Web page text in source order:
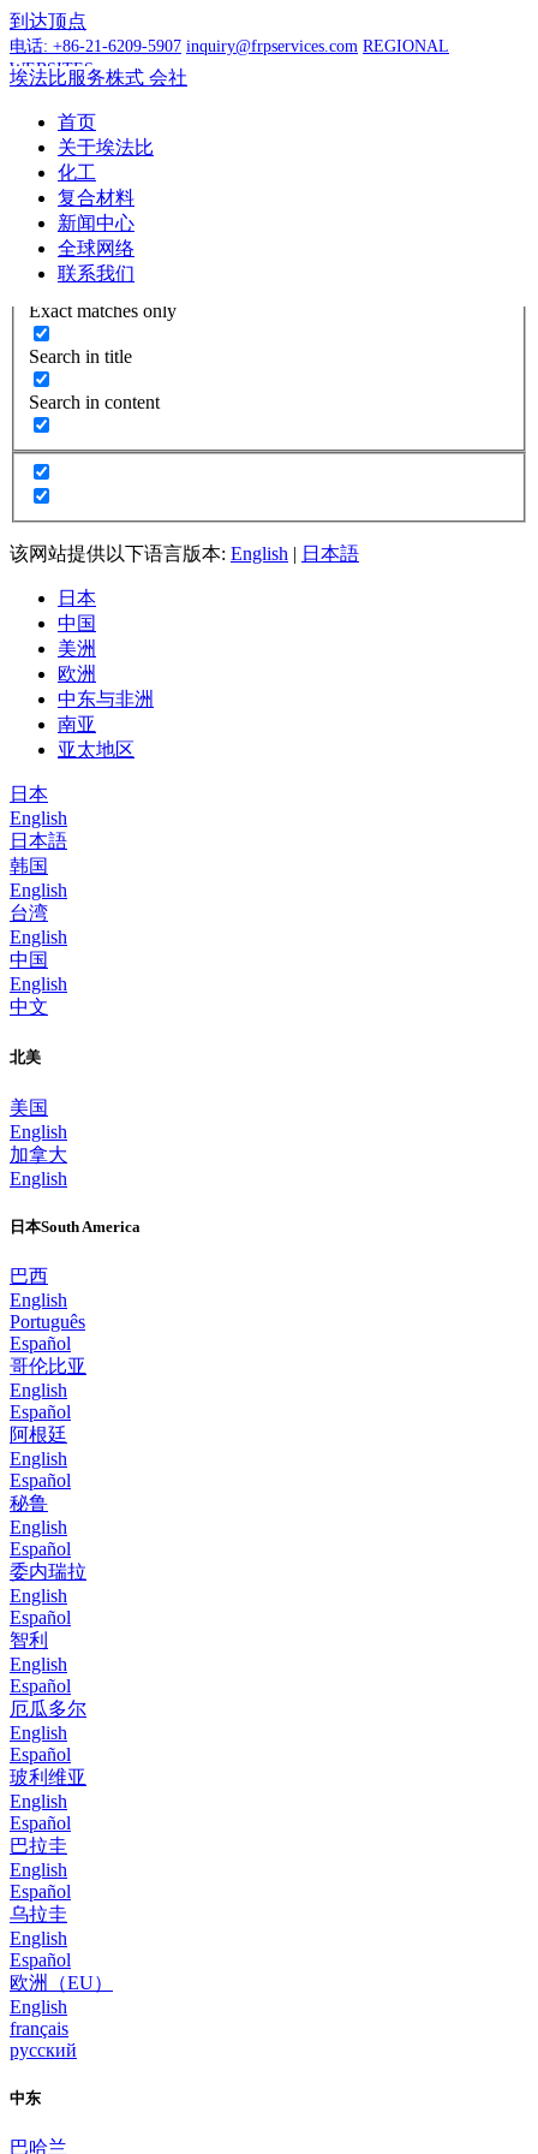
到达顶点
电话: +86-21-6209-5907 inquiry@frpservices.com REGIONAL
WEBSITES
可用语言
Exact matches only
Search in title
Search in content
该网站提供以下语言版本: English | 日本語
日本
中国
美洲
欧洲
中东与非洲
南亚
亚太地区
日本
English
日本語
韩国
English
台湾
English
中国
English
中文
北美
美国
English
加拿大
English
日本South America
巴西
English
Português
Español
哥伦比亚
English
Español
阿根廷
English
Español
秘鲁
English
Español
委内瑞拉
English
Español
智利
English
Español
厄瓜多尔
English
Español
玻利维亚
English
Español
巴拉圭
English
Español
乌拉圭
English
Español
欧洲（EU）
English
français
русский
中东
巴哈兰
埃法比服务株式 会社
首页
关于埃法比
化工
复合材料
新闻中心
全球网络
联系我们